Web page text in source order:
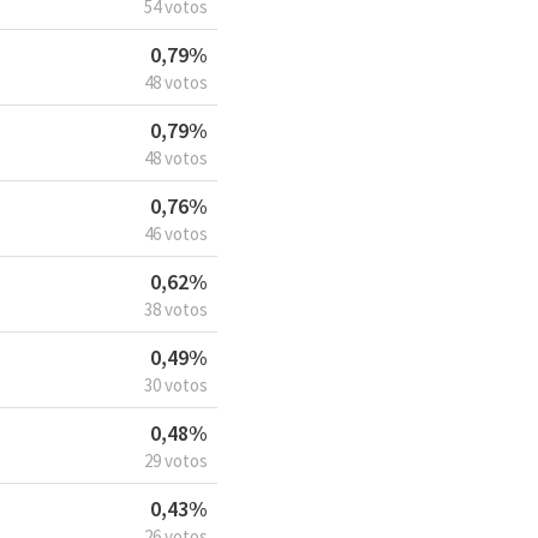
54 votos
0,79%
48 votos
0,79%
48 votos
0,76%
46 votos
0,62%
38 votos
0,49%
30 votos
0,48%
29 votos
0,43%